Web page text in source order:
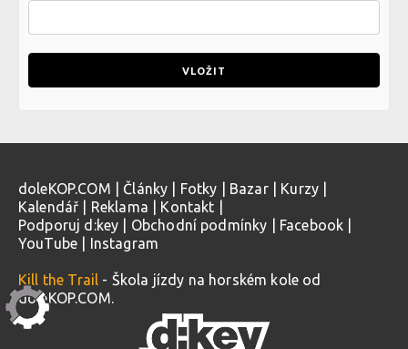
doleKOP.COM Články Fotky Bazar| Kurzy
Kalendář
Reklama Kontakt
Podporuj d:key
Obchodní podmínky Facebook
YouTube
Instagram
Kill the Trail - Škola jízdy na horském kole od
doleKOP.COM.